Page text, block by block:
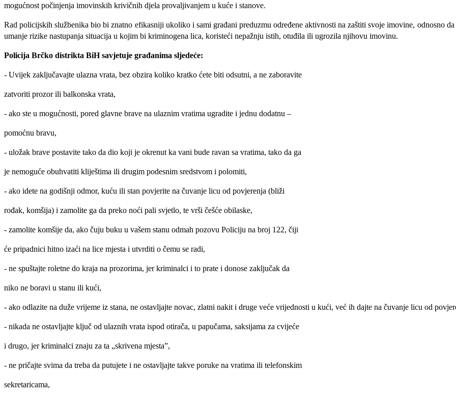
mogućnost počinjenja imovinskih krivičnih djela provaljivanjem u kuće i stanove.
Rad policijskih službenika bio bi znatno efikasniji ukoliko i sami građani preduzmu određene aktivnosti na zaštiti svoje imovine, odnosno
umanje rizike nastupanja situacija u kojim bi kriminogena lica, koristeći nepažnju istih, otuđila ili ugrozila njihovu imovinu.
Policija Brčko distrikta BiH savjetuje građanima sljedeće:
- Uvijek zaključavajte ulazna vrata, bez obzira koliko kratko ćete biti odsutni, a ne zaboravite
zatvoriti prozor ili balkonska vrata,
- ako ste u mogućnosti, pored glavne brave na ulaznim vratima ugradite i jednu dodatnu –
pomoćnu bravu,
- uložak brave postavite tako da dio koji je okrenut ka vani bude ravan sa vratima, tako da ga
je nemoguće obuhvatiti kliještima ili drugim podesnim sredstvom i polomiti,
- ako idete na godišnji odmor, kuću ili stan povjerite na čuvanje licu od povjerenja (bliži
rođak, komšija) i zamolite ga da preko noći pali svjetlo, te vrši češće obilaske,
- zamolite komšije da, ako čuju buku u vašem stanu odmah pozovu Policiju na broj 122, čiji
će pripadnici hitno izaći na lice mjesta i utvrditi o čemu se radi,
- ne spuštajte roletne do kraja na prozorima, jer kriminalci i to prate i donose zaključak da
niko ne boravi u stanu ili kući,
- ako odlazite na duže vrijeme iz stana, ne ostavljajte novac, zlatni nakit i druge veće vrijednosti u kući, već ih dajte na čuvanje licu od
- nikada ne ostavljajte ključ od ulaznih vrata ispod otirača, u papučama, saksijama za cvijeće
i drugo, jer kriminalci znaju za ta „skrivena mjesta”,
- ne pričajte svima da treba da putujete i ne ostavljajte takve poruke na vratima ili telefonskim
sekretaricama,